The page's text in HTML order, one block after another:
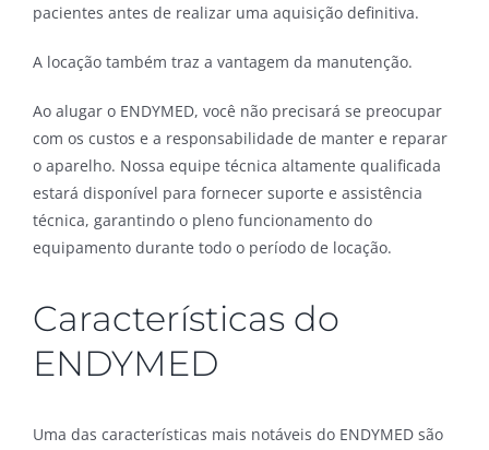
pacientes antes de realizar uma aquisição definitiva.
A locação também traz a vantagem da manutenção.
Ao alugar o ENDYMED, você não precisará se preocupar
com os custos e a responsabilidade de manter e reparar
o aparelho. Nossa equipe técnica altamente qualificada
estará disponível para fornecer suporte e assistência
técnica, garantindo o pleno funcionamento do
equipamento durante todo o período de locação.
Características do
ENDYMED
Uma das características mais notáveis do ENDYMED são